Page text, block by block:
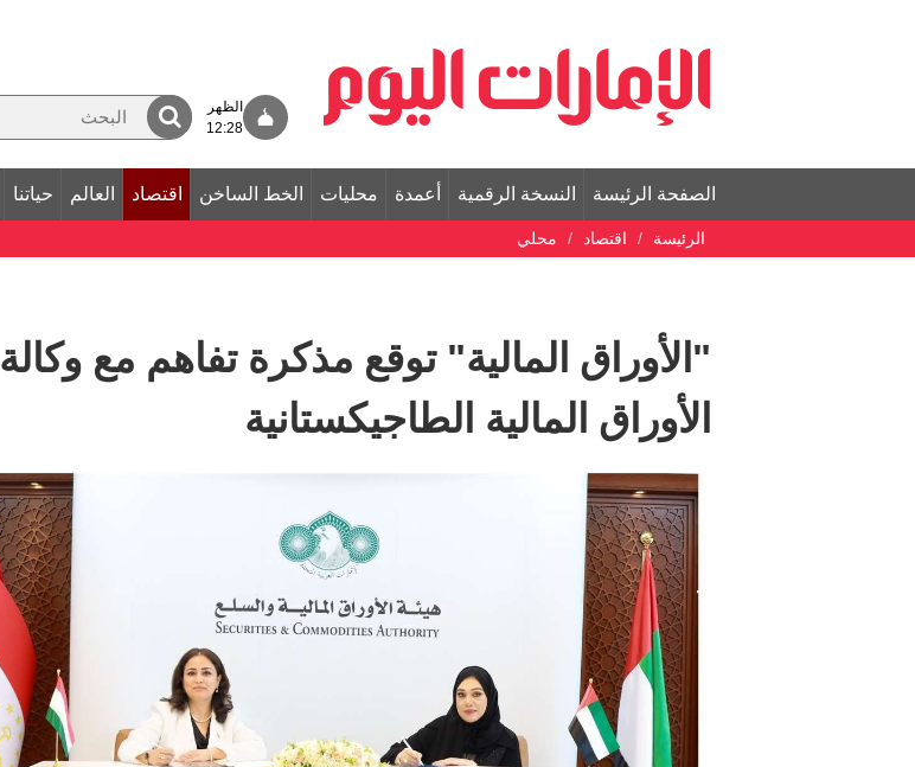
الظهر
12:28
الصفحة الرئيسة النسخة الرقمية أعمدة محليات الخط الساخن اقتصاد العالم حياتنا
الرئيسة اقتصاد محلي
"الأوراق المالية" توقع مذكرة تفاهم مع وكالة
الأوراق المالية الطاجيكستانية